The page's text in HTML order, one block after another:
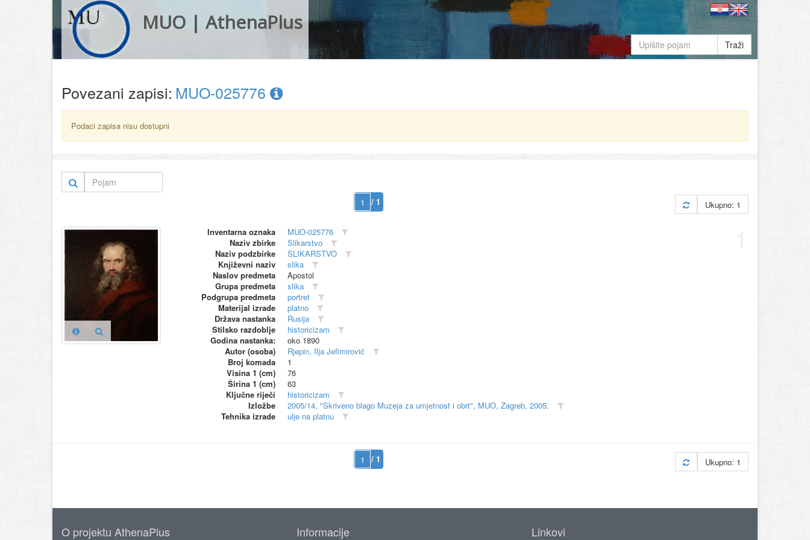
MUO | AthenaPlus
Traži
Povezani zapisi: MUO-025776
Podaci zapisa nisu dostupni
/ 1 Ukupno: 1
Inventarna oznaka
MUO-025776
Naziv zbirke
Slikarstvo
Naziv podzbirke
SLIKARSTVO
Književni naziv
slika
Naslov predmeta
Apostol
Grupa predmeta
slika
Podgrupa predmeta
portret
Materijal izrade
platno
Država nastanka
Rusija
Stilsko razdoblje
historicizam
Godina nastanka:
oko 1890
Autor (osoba)
Rjepin, Ilja Jefimirović
Broj komada
1
Visina 1 (cm)
76
Širina 1 (cm)
63
Ključne riječi
historicizam
Izložbe
2005/14, "Skriveno blago Muzeja za umjetnost i obrt", MUO, Zagreb, 2005.
Tehnika izrade
ulje na platnu
/ 1 Ukupno: 1
O projektu AthenaPlus Informacije Linkovi